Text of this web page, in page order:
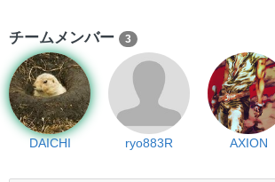
チームメンバー 3
DAICHI ryo883R AXION